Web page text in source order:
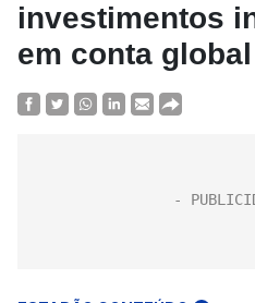
investimentos
em conta global